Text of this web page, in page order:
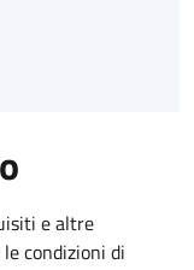
e altre
condizioni di